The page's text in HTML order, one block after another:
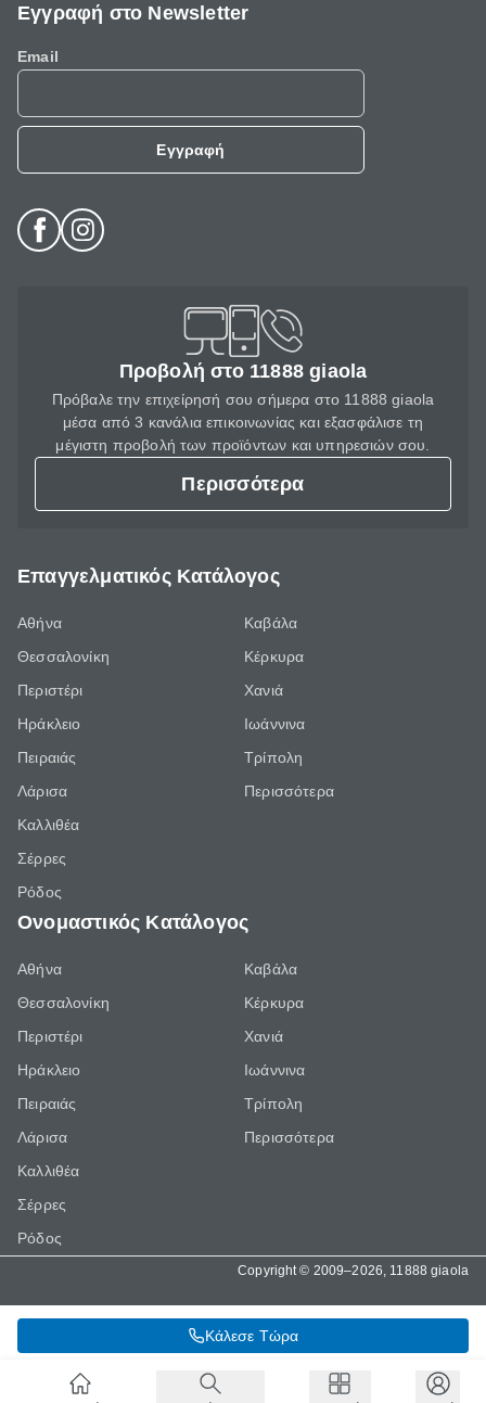
Κάλεσε Τώρα
Εγγραφή στο Newsletter
Email
Εγγραφή
Προβολή στο 11888 giaola
Πρόβαλε την επιχείρησή σου σήμερα στο 11888 giaola
μέσα από 3 κανάλια επικοινωνίας και εξασφάλισε τη
μέγιστη προβολή των προϊόντων και υπηρεσιών σου.
Περισσότερα
Επαγγελματικός Κατάλογος
Αθήνα
Θεσσαλονίκη
Περιστέρι
Ηράκλειο
Πειραιάς
Λάρισα
Καλλιθέα
Σέρρες
Ρόδος
Καβάλα
Κέρκυρα
Χανιά
Ιωάννινα
Τρίπολη
Περισσότερα
Ονομαστικός Κατάλογος
Αθήνα
Θεσσαλονίκη
Περιστέρι
Ηράκλειο
Πειραιάς
Λάρισα
Καλλιθέα
Σέρρες
Ρόδος
Καβάλα
Κέρκυρα
Χανιά
Ιωάννινα
Τρίπολη
Περισσότερα
Copyright © 2009–2026, 11888 giaola